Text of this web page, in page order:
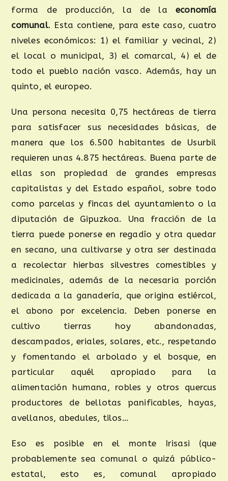
forma de producción, la de la economía
comunal. Esta contiene, para este caso, cuatro
niveles económicos: 1) el familiar y vecinal, 2)
el local o municipal, 3) el comarcal, 4) el de
todo el pueblo nación vasco. Además, hay un
quinto, el europeo.
Una persona necesita 0,75 hectáreas de tierra
para satisfacer sus necesidades básicas, de
manera que los 6.500 habitantes de Usurbil
requieren unas 4.875 hectáreas. Buena parte de
ellas son propiedad de grandes empresas
capitalistas y del Estado español, sobre todo
como parcelas y fincas del ayuntamiento o la
diputación de Gipuzkoa. Una fracción de la
tierra puede ponerse en regadío y otra quedar
en secano, una cultivarse y otra ser destinada
a recolectar hierbas silvestres comestibles y
medicinales, además de la necesaria porción
dedicada a la ganadería, que origina estiércol,
el abono por excelencia. Deben ponerse en
cultivo tierras hoy abandonadas,
descampados, eriales, solares, etc., respetando
y fomentando el arbolado y el bosque, en
particular aquél apropiado para la
alimentación humana, robles y otros quercus
productores de bellotas panificables, hayas,
avellanos, abedules, tilos…
Eso es posible en el monte Irisasi (que
probablemente sea comunal o quizá público-
estatal, esto es, comunal apropiado